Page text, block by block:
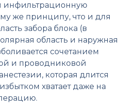
инфильтрационную
же принципу, что и для
забора блока (в
область и наружная
сочетанием
и проводниковой
которая длится
хватает даже на